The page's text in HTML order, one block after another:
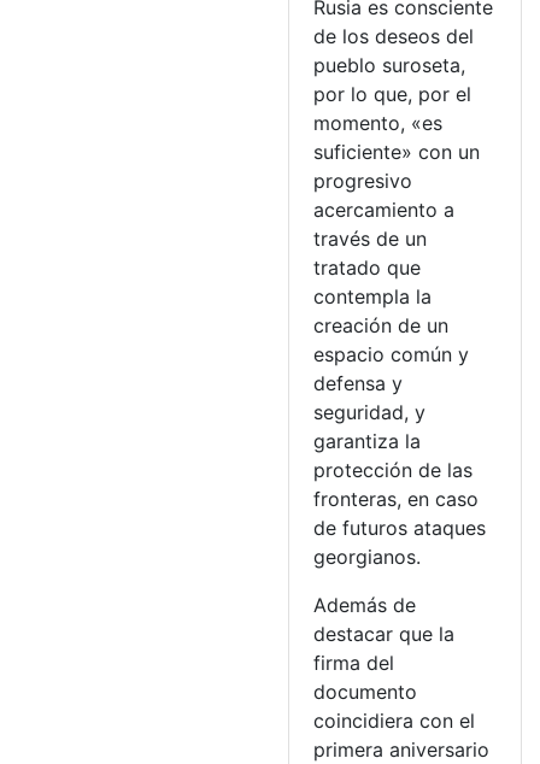
Rusia es consciente
de los deseos del
pueblo suroseta,
por lo que, por el
momento, «es
suficiente» con un
progresivo
acercamiento a
través de un
tratado que
contempla la
creación de un
espacio común y
defensa y
seguridad, y
garantiza la
protección de las
fronteras, en caso
de futuros ataques
georgianos.
Además de
destacar que la
firma del
documento
coincidiera con el
primera aniversario